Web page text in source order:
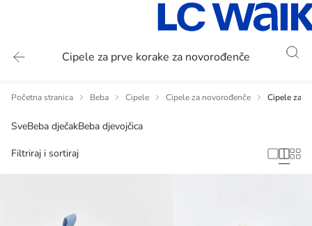
Cipele za prve korake za novorođenče
Početna stranica Beba Cipele Cipele za novorođenče Cipele za
SveBeba dječakBeba djevojčica
Filtriraj i sortiraj